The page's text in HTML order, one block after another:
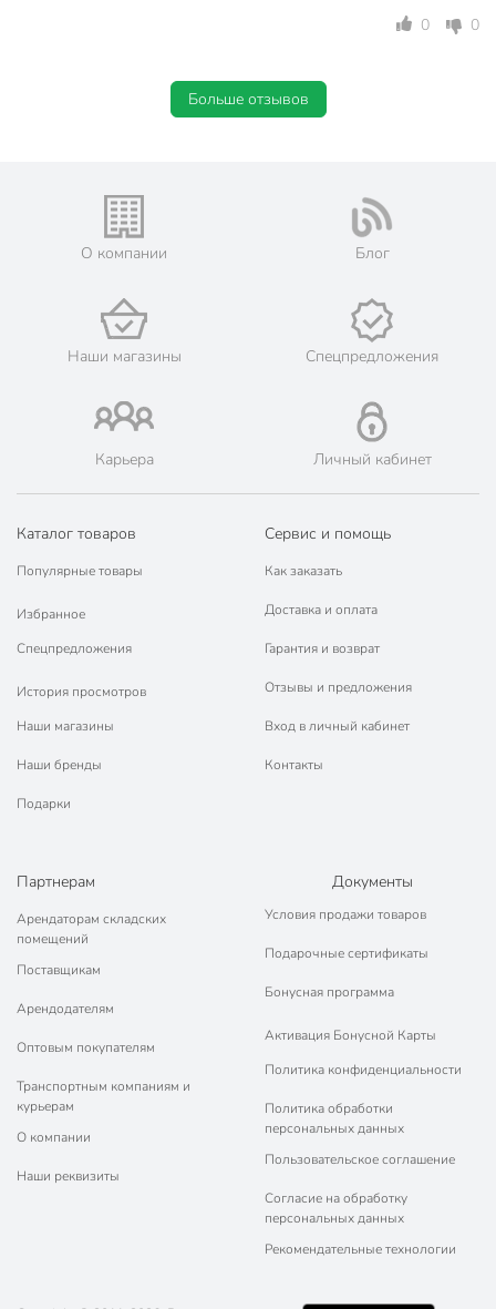
0 0
Больше отзывов
О компании Блог
Наши магазины Спецпредложения
Карьера Личный кабинет
Каталог товаров
Популярные товары
Избранное
Спецпредложения
История просмотров
Наши магазины
Наши бренды
Подарки
Сервис и помощь
Как заказать
Доставка и оплата
Гарантия и возврат
Отзывы и предложения
Вход в личный кабинет
Контакты
Партнерам
Арендаторам складских
помещений
Поставщикам
Арендодателям
Оптовым покупателям
Транспортным компаниям и
курьерам
О компании
Наши реквизиты
Документы
Условия продажи товаров
Подарочные сертификаты
Бонусная программа
Активация Бонусной Карты
Политика конфиденциальности
Политика обработки
персональных данных
Пользовательское соглашение
Согласие на обработку
персональных данных
Рекомендательные технологии